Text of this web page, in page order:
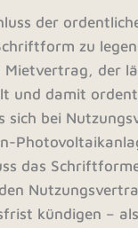
der
zu
der
und damit
sich bei
das
kündigen –